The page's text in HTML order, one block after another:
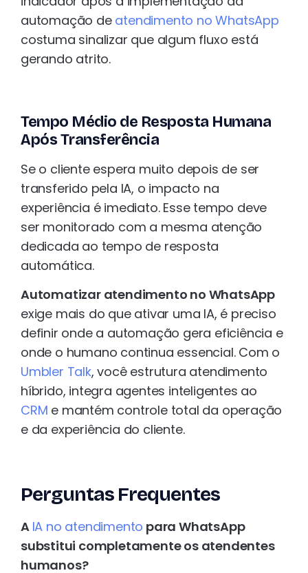
automação de atendimento no WhatsApp
costuma sinalizar que algum fluxo está
gerando atrito.
Tempo Médio de Resposta Humana
Após Transferência
Se o cliente espera muito depois de ser
transferido pela IA, o impacto na
experiência é imediato. Esse tempo deve
ser monitorado com a mesma atenção
dedicada ao tempo de resposta
automática.
Automatizar atendimento no WhatsApp
exige mais do que ativar uma IA, é preciso
definir onde a automação gera eficiência e
onde o humano continua essencial. Com o
Umbler Talk, você estrutura atendimento
híbrido, integra agentes inteligentes ao
CRM e mantém controle total da operação
e da experiência do cliente.
Perguntas Frequentes
A IA no atendimento para WhatsApp
substitui completamente os atendentes
humanos?